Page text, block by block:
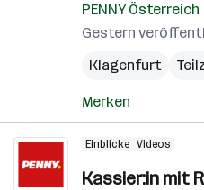
PENNY Österreich
Gestern
Klagenfurt
Merken
Einblicke Videos
Kassier:in mit